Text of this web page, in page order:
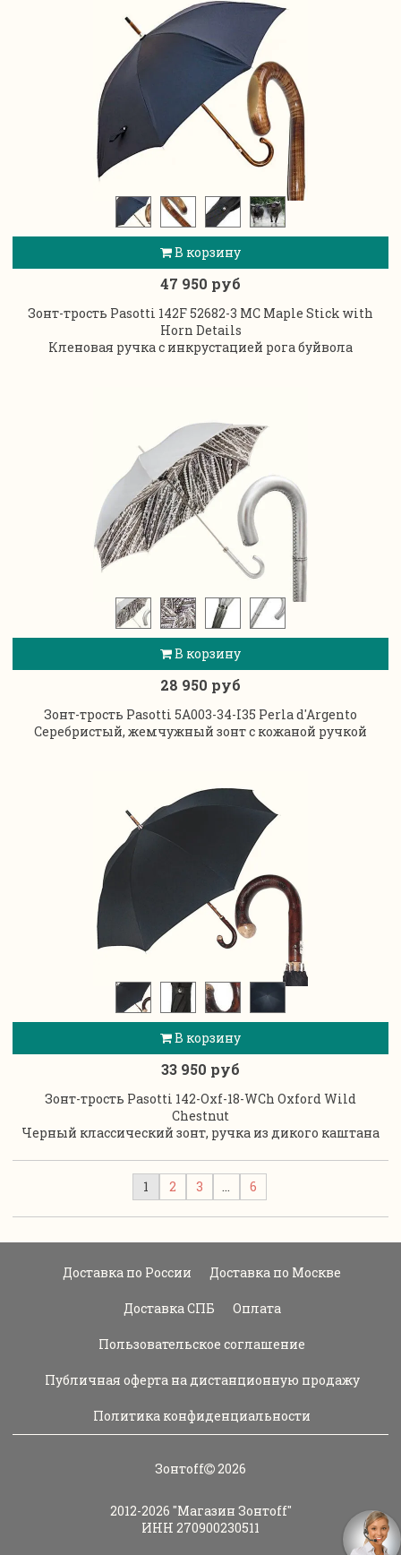
В корзину
47 950 руб
Зонт-трость Pasotti 142F 52682-3 MC Maple Stick with
Horn Details
Кленовая ручка с инкрустацией рога буйвола
В корзину
28 950 руб
Зонт-трость Pasotti 5A003-34-I35 Perla d'Argento
Серебристый, жемчужный зонт с кожаной ручкой
В корзину
33 950 руб
Зонт-трость Pasotti 142-Oxf-18-WCh Oxford Wild
Chestnut
Черный классический зонт, ручка из дикого каштана
1 2 3 … 6
Доставка по России Доставка по Москве
Доставка СПБ Оплата
Пользовательское соглашение
Публичная оферта на дистанционную продажу
Политика конфиденциальности
Зонтoff 2026
2012-2026 "Магазин Зонтoff"
ИНН 270900230511